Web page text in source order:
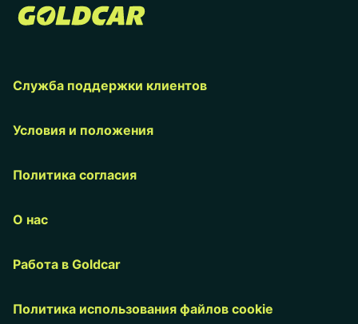
Служба поддержки клиентов
Условия и положения
Политика согласия
О нас
Работа в Goldcar
Политика использования файлов cookie